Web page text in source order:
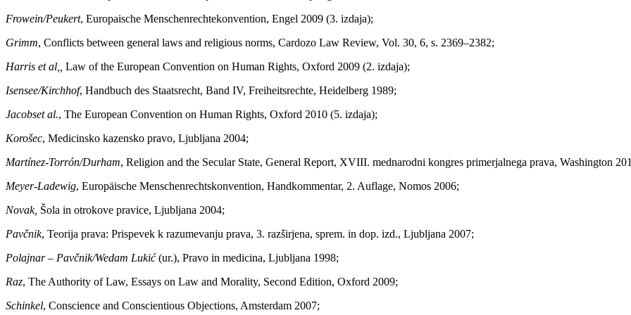
Frowein/Peukert, Europaische Menschenrechtekonvention, Engel 2009 (3. izdaja);
Grimm, Conflicts between general laws and religious norms, Cardozo Law Review, Vol. 30, 6, s. 2369–2382;
Harris et al,,
Law of the European Convention on Human Rights, Oxford 2009 (2. izdaja);
Isensee/Kirchhof, Handbuch des Staatsrecht, Band IV, Freiheitsrechte, Heidelberg 1989;
Jacobset al., The European Convention on Human Rights, Oxford 2010 (5. izdaja);
Korošec, Medicinsko kazensko pravo, Ljubljana 2004;
Martínez-Torrón/Durham, Religion and the Secular State, General Report, XVIII. mednarodni kongres primerjalnega prava, Washington
Meyer-Ladewig, Europäische Menschenrechtskonvention, Handkommentar, 2. Auflage, Nomos 2006;
Novak, Šola in otrokove pravice, Ljubljana 2004;
Pavčnik, Teorija prava: Prispevek k razumevanju prava, 3. razširjena, sprem. in dop. izd., Ljubljana 2007;
Polajnar – Pavčnik/Wedam Lukić(ur.), Pravo in medicina, Ljubljana 1998;
Raz, The Authority of Law, Essays on Law and Morality, Second Edition, Oxford 2009;
Schinkel, Conscience and Conscientious Objections, Amsterdam 2007;